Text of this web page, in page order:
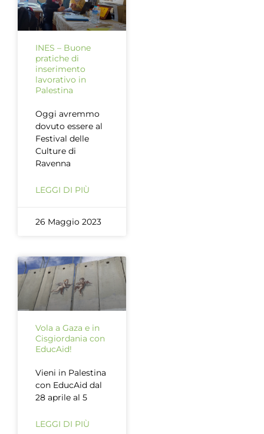
INES – Buone
pratiche di
inserimento
lavorativo in
Palestina
Oggi avremmo
dovuto essere al
Festival delle
Culture di
Ravenna
LEGGI DI PIÙ
26 Maggio 2023
Vola a Gaza e in
Cisgiordania con
EducAid!
Vieni in Palestina
con EducAid dal
28 aprile al 5
LEGGI DI PIÙ